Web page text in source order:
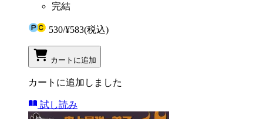
完結
530/¥583(税込)
カートに追加
カートに追加しました
試し読み